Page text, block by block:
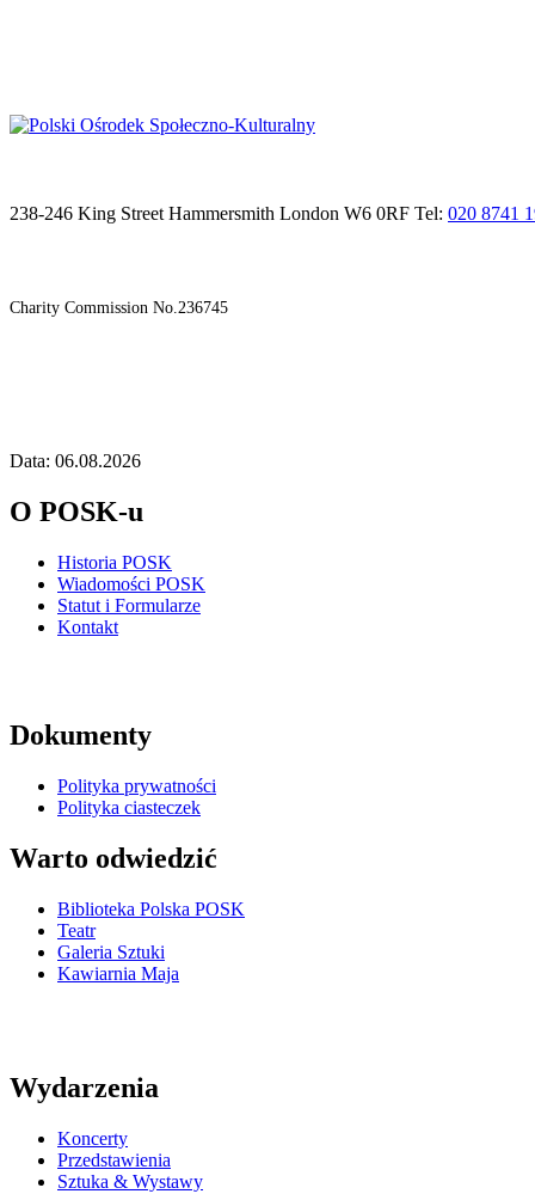
238-246 King Street Hammersmith London W6 0RF Tel: 020 8741
Charity Commission No.236745
Data: 06.08.2026
O POSK-u
Historia POSK
Wiadomości POSK
Statut i Formularze
Kontakt
Dokumenty
Polityka prywatności
Polityka ciasteczek
Warto odwiedzić
Biblioteka Polska POSK
Teatr
Galeria Sztuki
Kawiarnia Maja
Wydarzenia
Koncerty
Przedstawienia
Sztuka & Wystawy